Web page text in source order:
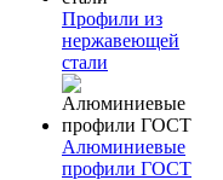
Профили из
нержавеющей
стали
Алюминиевые
профили ГОСТ